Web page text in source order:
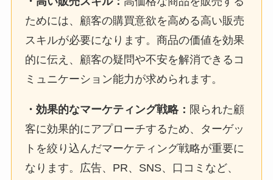
ためには、顧客の購買意欲を高める高い販売
スキルが必要になります。商品の価値を効果
的に伝え、顧客の疑問や不安を解消できるコ
ミュニケーション能力が求められます。
・効果的なマーケティング戦略 ： 限られた顧
客に効果的にアプローチするため、ターゲッ
トを絞り込んだマーケティング戦略が重要に
なります。広告、PR、SNS、口コミなど、